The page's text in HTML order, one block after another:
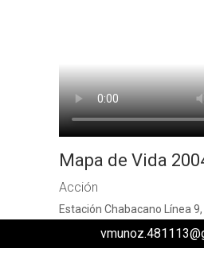
Mapa de Vida
Acción
Estación Chabacano Línea 9,